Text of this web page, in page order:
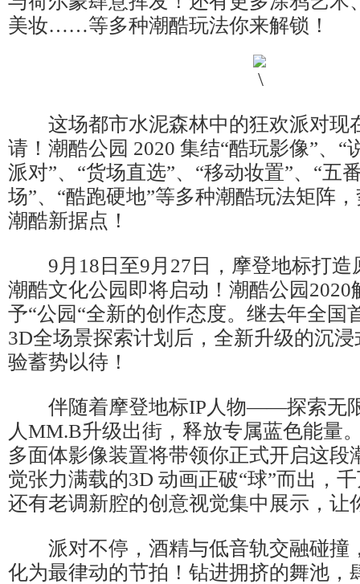
美妆……等多种潮酷玩法你来解锁！
这场都市水泥森林中的狂欢派对现
请！潮酷公园 2020 集结“酷玩影像”、“
派对”、“货场直选”、“移动妆置”、“五
场”、“酷跑硬地”等多种潮酷玩法矩阵
潮酷新据点！
9月18日至9月27日，摩登地标打造
潮酷文化公园即将启动！潮酷公园2020
予“公园“全新的创作态度。继去年全国
3D全场景探索计划后，全新升级的沉
验蓄势以待！
伴随着摩登地标IP人物——探索无
人MM.B升级出街，释放专属蓝色能量
多面体影像装置将带领你正式开启这段
觉张力满载的3D 动画正破“球”而出，
还有老调新腔的创意视觉集中展示，让
派对不停，酒精与低音轨交融碰撞
化为最律动的节拍！钻进拥挤的舞池，